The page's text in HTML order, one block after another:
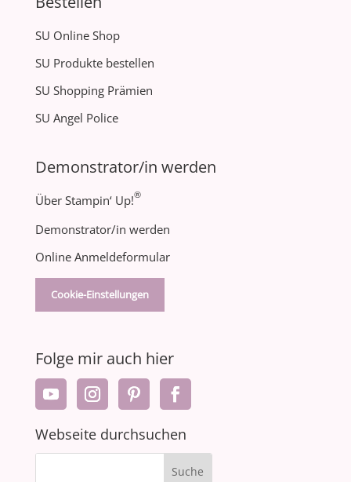
SU Online Shop
SU Produkte bestellen
SU Shopping Prämien
SU Angel Police
Demonstrator/in werden
Über Stampin‘ Up!®
Demonstrator/in werden
Online Anmeldeformular
Cookie-Einstellungen
Folge mir auch hier
Webseite durchsuchen